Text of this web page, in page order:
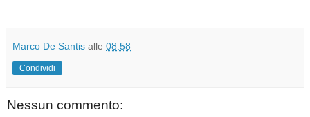
Marco De Santis alle 08:58
Condividi
Nessun commento: